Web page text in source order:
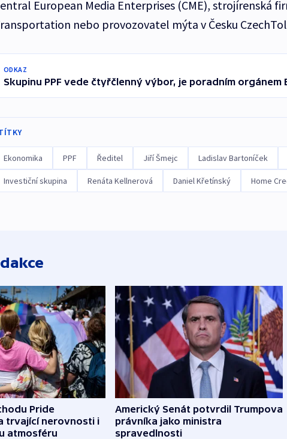
European Media Enterprises (CME), strojírenská
nebo provozovatel mýta v Česku
ODKAZ
Skupinu PPF vede čtyřčlenný výbor, je poradním orgánem
Ekonomika PPF Ředitel Jiří Šmejc Ladislav Bartoníček
Investiční skupina Renáta Kellnerová Daniel Křetínský Home
Pride
trvající nerovnosti i
atmosféru
Americký Senát potvrdil Trumpova
právníka jako ministra
spravedlnosti